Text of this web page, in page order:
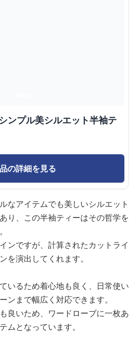
ンプル美シルエット半袖テ
の詳細を見る
なアイテムでも美しいシルエット
り、この半袖ティーはその哲学を
ンですが、計算されたカットライ
を演出してくれます。
いるため着心地も良く、日常使い
ンまで幅広く対応できます。
良いため、ワードローブに一枚あ
ムとなっています。